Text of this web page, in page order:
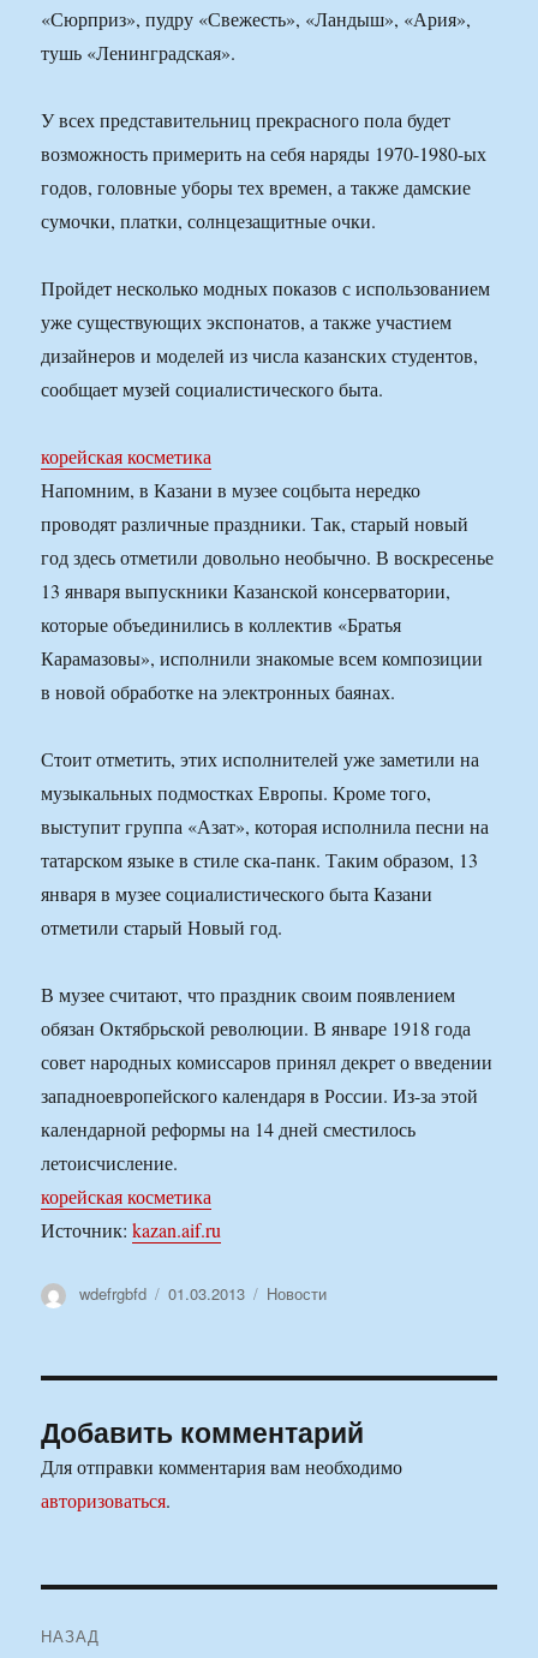
«Сюрприз», пудру «Свежесть», «Ландыш», «Ария»,
тушь «Ленинградская».
У всех представительниц прекрасного пола будет
возможность примерить на себя наряды 1970-1980-ых
годов, головные уборы тех времен, а также дамские
сумочки, платки, солнцезащитные очки.
Пройдет несколько модных показов с использованием
уже существующих экспонатов, а также участием
дизайнеров и моделей из числа казанских студентов,
сообщает музей социалистического быта.
корейская косметика
Напомним, в Казани в музее соцбыта нередко
проводят различные праздники. Так, старый новый
год здесь отметили довольно необычно. В воскресенье
13 января выпускники Казанской консерватории,
которые объединились в коллектив «Братья
Карамазовы», исполнили знакомые всем композиции
в новой обработке на электронных баянах.
Стоит отметить, этих исполнителей уже заметили на
музыкальных подмостках Европы. Кроме того,
выступит группа «Азат», которая исполнила песни на
татарском языке в стиле ска-панк. Таким образом, 13
января в музее социалистического быта Казани
отметили старый Новый год.
В музее считают, что праздник своим появлением
обязан Октябрьской революции. В январе 1918 года
совет народных комиссаров принял декрет о введении
западноевропейского календаря в России. Из-за этой
календарной реформы на 14 дней сместилось
летоисчисление.
корейская косметика
Источник:kazan.aif.ru
Автор
wdefrgbfd Опубликовано
01.03.2013 Рубрики
Новости
Добавить комментарий
Для отправки комментария вам необходимо
авторизоваться.
НАЗАД